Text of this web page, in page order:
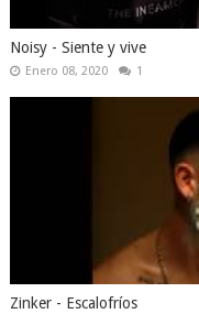
Noisy - Siente y vive
Enero 08, 2020 1
Zinker - Escalofríos